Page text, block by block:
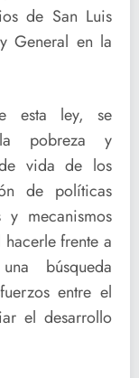
de San Luis
General en la
esta ley, se
pobreza y
vida de los
de políticas
y mecanismos
frente a
búsqueda
entre el
el desarrollo